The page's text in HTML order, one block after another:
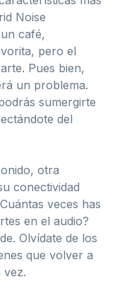
Noise
café,
pero el
Pues bien,
un problema.
sumergirte
del
otra
conectividad
veces has
en el audio?
Olvídate de los
que volver a
vez.